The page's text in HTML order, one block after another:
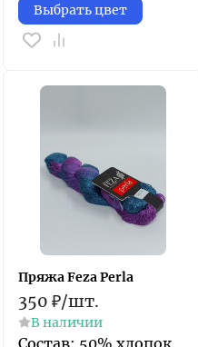
Выбрать цвет
Пряжа Feza Perla
350 ₽/шт.
В наличии
Состав: 50% хлопок,